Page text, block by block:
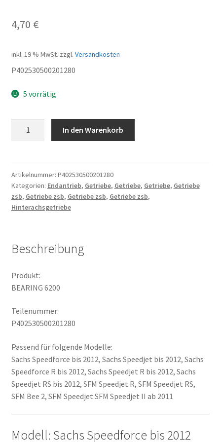
4,70 €
inkl. 19 % MwSt. zzgl. Versandkosten
P402530500201280
5 vorrätig
In den Warenkorb
Artikelnummer: P402530500201280
Kategorien: Endantrieb, Getriebe, Getriebe, Getriebe, Getriebe
zsb, Getriebe zsb, Getriebe zsb, Getriebe zsb,
Hinterachsgetriebe
Beschreibung
Produkt:
BEARING 6200
Teilenummer:
P402530500201280
Passend für folgende Modelle:
Sachs Speedforce bis 2012, Sachs Speedjet bis 2012, Sachs
Speedforce R bis 2012, Sachs Speedjet R bis 2012, Sachs
Speedjet RS bis 2012, SFM Speedjet R, SFM Speedjet RS,
SFM Bee 2, SFM Speedjet SFM Speedjet II ab 2011
Modell: Sachs Speedforce bis 2012